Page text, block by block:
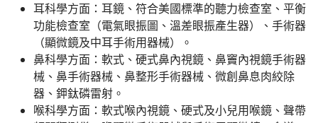
耳科學方面：耳鏡、符合美國標準的聽力檢查室、平衡
功能檢查室（電氣眼振圖、溫差眼振產生器）、手術器
（顯微鏡及中耳手術用器械）。
鼻科學方面：軟式、硬式鼻內視鏡、鼻竇內視鏡手術器
械、鼻手術器械、鼻整形手術器械、微創鼻息肉絞除
器、鉀鈦磷雷射。
喉科學方面：軟式喉內視鏡、硬式及小兒用喉鏡、聲帶